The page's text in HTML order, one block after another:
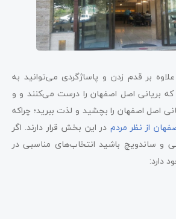
علاوه بر قدم زدن و پاساژگردی می‌توانید به
که بریانی اصل اصفهان را درست می‌کنند و و
اصل اصفهان را بچشید و لذت ببرید؛ چراکه
از نظر مردم در این بخش قرار دارند. اگر
و ساندویچ باشید انتخاب‌های مناسبی در
دارد: